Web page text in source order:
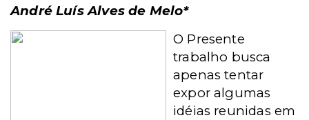
André Luís Alves de Melo*
O Presente
trabalho busca
apenas tentar
expor algumas
idéias reunidas em